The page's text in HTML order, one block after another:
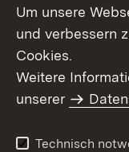
Um unsere
und verbessern
Cookies.
Weitere
unserer
Technisch